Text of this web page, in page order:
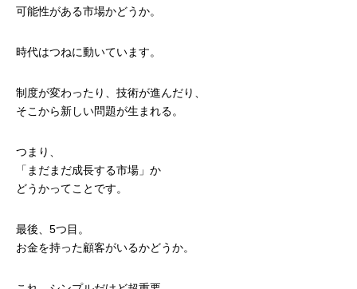
可能性がある市場かどうか。
時代はつねに動いています。
制度が変わったり、技術が進んだり、
そこから新しい問題が生まれる。
つまり、
「まだまだ成長する市場」か
どうかってことです。
最後、5つ目。
お金を持った顧客がいるかどうか。